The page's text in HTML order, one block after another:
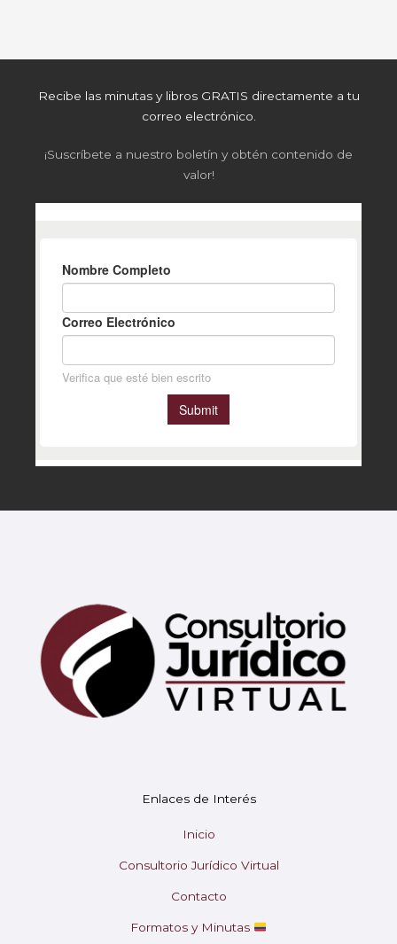
Recibe las minutas y libros GRATIS directamente a tu
correo electrónico.
¡Suscríbete a nuestro boletín y obtén contenido de
valor!
Enlaces de Interés
Inicio
Consultorio Jurídico Virtual
Contacto
Formatos y Minutas
Soy Mary tu asistente virtual.